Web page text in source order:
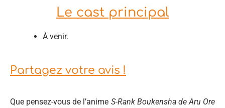
Le cast principal
À venir.
Partagez votre avis !
Que pensez-vous de l’anime S-Rank Boukensha de Aru Ore